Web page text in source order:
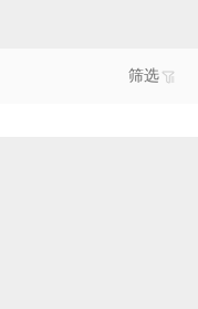
筛选